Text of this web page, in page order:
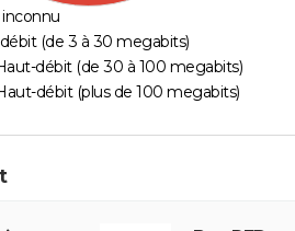
(de 3 à 30 megabits)
débit (de 30 à 100 megabits)
débit (plus de 100 megabits)